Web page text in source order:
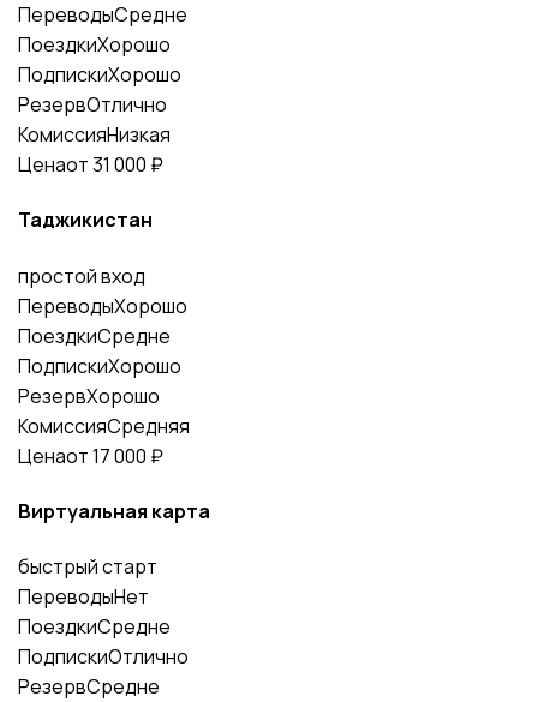
ПереводыСредне
ПоездкиХорошо
ПодпискиХорошо
РезервОтлично
КомиссияНизкая
Ценаот 31 000 ₽
Таджикистан
простой вход
ПереводыХорошо
ПоездкиСредне
ПодпискиХорошо
РезервХорошо
КомиссияСредняя
Ценаот 17 000 ₽
Виртуальная карта
быстрый старт
ПереводыНет
ПоездкиСредне
ПодпискиОтлично
РезервСредне